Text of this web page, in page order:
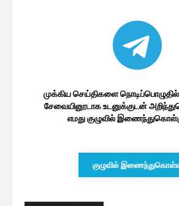
முக்கிய செய்திகளை
சேவையினூடாக உடனுக்குடன்
எமது குழுவில்
குழுவில்